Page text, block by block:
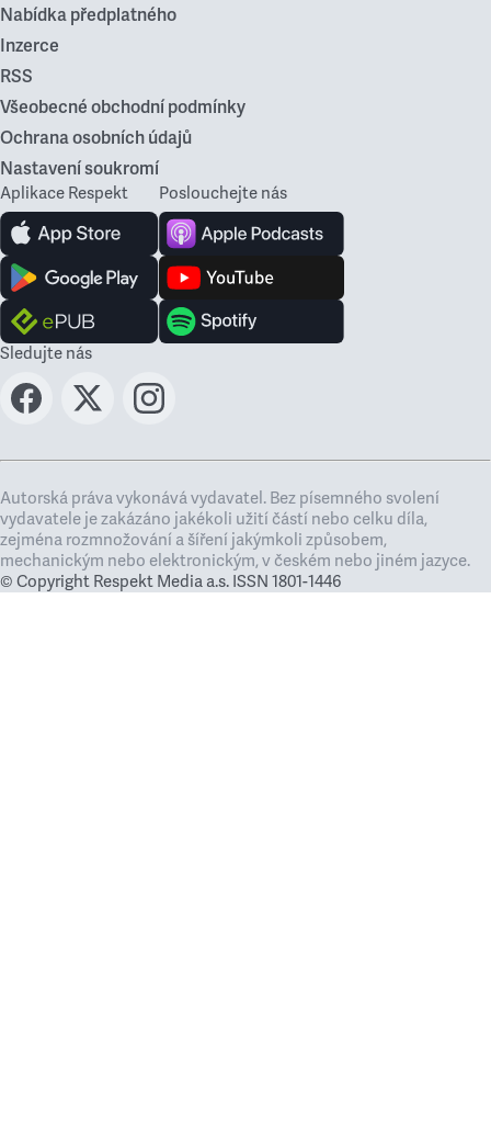
Nabídka předplatného
Inzerce
RSS
Všeobecné obchodní podmínky
Ochrana osobních údajů
Nastavení soukromí
Aplikace Respekt Poslouchejte nás
Sledujte nás
Autorská práva vykonává vydavatel. Bez písemného svolení
vydavatele je zakázáno jakékoli užití částí nebo celku díla,
zejména rozmnožování a šíření jakýmkoli způsobem,
mechanickým nebo elektronickým, v českém nebo jiném jazyce.
© Copyright Respekt Media a.s. ISSN 1801-1446